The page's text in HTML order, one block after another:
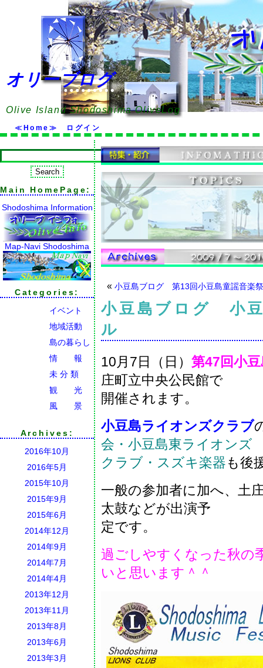
オリーブログ
Olive Island Shodoshima OliveLog
≪Home≫ ログイン
Main HomePage:
Shodoshima Information
Map-Navi Shodoshima
Categories:
イベント
地域活動
島の暮らし
情 報
未 分 類
観 光
風 景
Archives:
2016年10月
2016年5月
2015年10月
2015年9月
2015年6月
2014年12月
2014年9月
2014年7月
2014年4月
2013年12月
2013年11月
2013年8月
2013年6月
2013年3月
« 小豆島ブログ 第13回小豆島童謡音楽祭
小豆島ブログ 小
ル
10月7日（日） 第47回小
庄町立中央公民館で
開催されます。
小豆島ライオンズクラブ
会・小豆島東ライオンズ
クラブ・スズキ楽器も後
一般の参加者に加へ、土
太鼓などが出演予
定です。
過ごしやすくなった秋の
いと思います＾＾